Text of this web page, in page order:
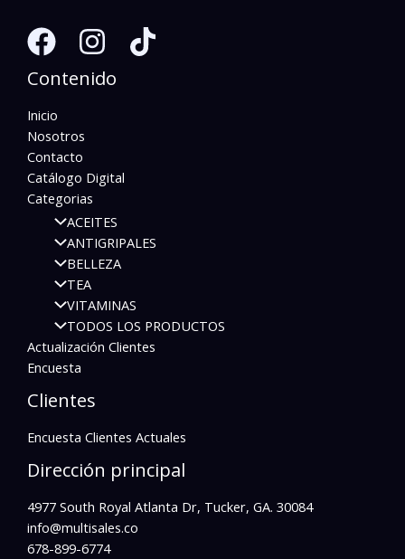
Contenido
Inicio
Nosotros
Contacto
Catálogo Digital
Categorias
ACEITES
ANTIGRIPALES
BELLEZA
TEA
VITAMINAS
TODOS LOS PRODUCTOS
Actualización Clientes
Encuesta
Clientes
Encuesta Clientes Actuales
Dirección principal
4977 South Royal Atlanta Dr, Tucker, GA. 30084
info@multisales.co​
678-899-6774